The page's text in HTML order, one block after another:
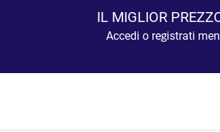
IL MIGLIOR
Accedi o registrati